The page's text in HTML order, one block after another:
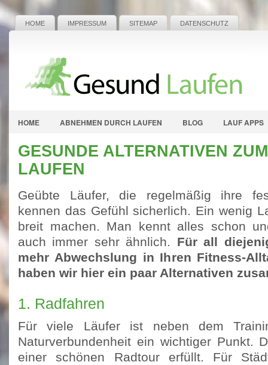
HOME IMPRESSUM SITEMAP DATENSCHUTZ
HOME ABNEHMEN DURCH LAUFEN BLOG LAUF APPS
GESUNDE ALTERNATIVEN
LAUFEN
Geübte Läufer, die regelmäßig ihre
kennen das Gefühl sicherlich. Ein wenig
breit machen. Man kennt alles schon
auch immer sehr ähnlich. Für all
mehr Abwechslung in Ihren Fitness-
haben wir hier ein paar Alternativen
1. Radfahren
Für viele Läufer ist neben dem
Naturverbundenheit ein wichtiger Punkt.
einer schönen Radtour erfüllt. Für